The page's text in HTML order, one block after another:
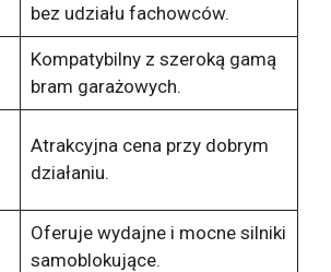
bez udziału fachowców.
Kompatybilny z szeroką gamą
bram garażowych.
Atrakcyjna cena przy dobrym
działaniu.
Oferuje wydajne i mocne silniki
samoblokujące.